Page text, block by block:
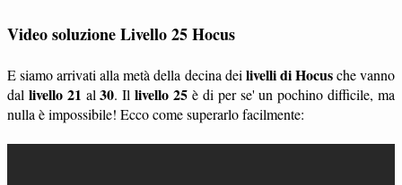
Video soluzione Livello 25 Hocus
E siamo arrivati alla metà della decina dei livelli di Hocusche vanno
dal livello 21 al30. Illivello 25 è di per se' un pochino difficile, ma
nulla è impossibile! Ecco come superarlo facilmente: